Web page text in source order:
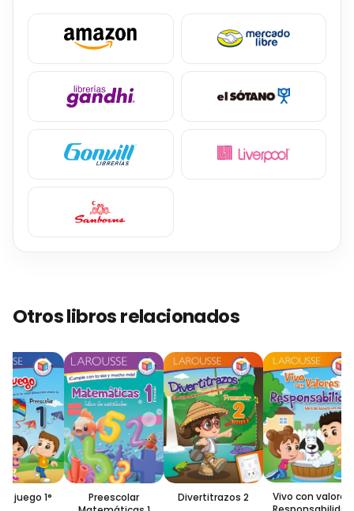
Otros libros relacionados
juego 1°
Preescolar
Divertitrazos 2
Vivo con valores.